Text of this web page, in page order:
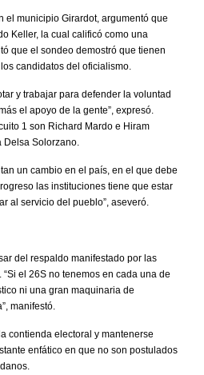
el municipio Girardot, argumentó que
Keller, la cual calificó como una
que el sondeo demostró que tienen
candidatos del oficialismo.
y trabajar para defender la voluntad
el apoyo de la gente”, expresó.
1 son Richard Mardo e Hiram
Delsa Solorzano.
un cambio en el país, en el que debe
las instituciones tiene que estar
al servicio del pueblo”, aseveró.
del respaldo manifestado por las
el 26S no tenemos en cada una de
ni una gran maquinaria de
manifestó.
contienda electoral y mantenerse
enfático en que no son postulados